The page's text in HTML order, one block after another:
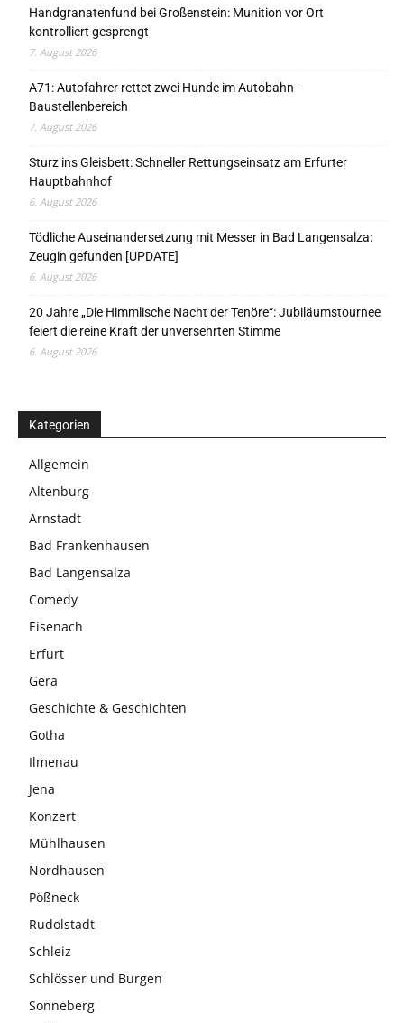
Handgranatenfund bei Großenstein: Munition vor Ort
kontrolliert gesprengt
7. August 2026
A71: Autofahrer rettet zwei Hunde im Autobahn-
Baustellenbereich
7. August 2026
Sturz ins Gleisbett: Schneller Rettungseinsatz am Erfurter
Hauptbahnhof
6. August 2026
Tödliche Auseinandersetzung mit Messer in Bad Langensalza:
Zeugin gefunden [UPDATE]
6. August 2026
20 Jahre „Die Himmlische Nacht der Tenöre“: Jubiläumstournee
feiert die reine Kraft der unversehrten Stimme
6. August 2026
Kategorien
Allgemein
Altenburg
Arnstadt
Bad Frankenhausen
Bad Langensalza
Comedy
Eisenach
Erfurt
Gera
Geschichte & Geschichten
Gotha
Ilmenau
Jena
Konzert
Mühlhausen
Nordhausen
Pößneck
Rudolstadt
Schleiz
Schlösser und Burgen
Sonneberg